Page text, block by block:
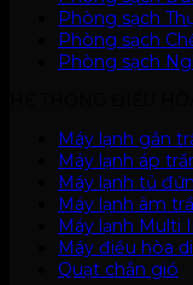
Phòng sạch
Phòng sạch
Phòng sạch
Máy lạnh gắn
Máy lạnh áp
Máy lạnh tủ
Máy lạnh âm
Máy lạnh Multi
Máy điều hòa
Quạt chắn gió